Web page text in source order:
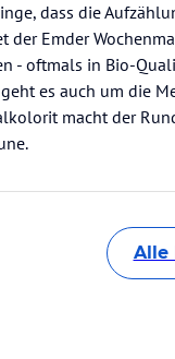
dass die
der Emder
- oftmals in Bio-
es auch um die
macht der
Alle